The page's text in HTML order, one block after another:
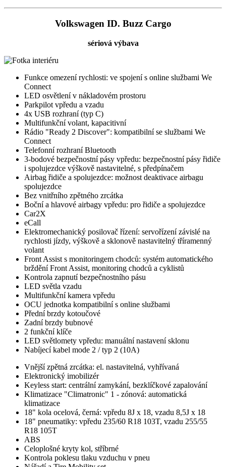
Volkswagen ID. Buzz Cargo
sériová výbava
Funkce omezení rychlosti: ve spojení s online službami We
Connect
LED osvětlení v nákladovém prostoru
Parkpilot vpředu a vzadu
4x USB rozhraní (typ C)
Multifunkční volant, kapacitivní
Rádio "Ready 2 Discover": kompatibilní se službami We
Connect
Telefonní rozhraní Bluetooth
3-bodové bezpečnostní pásy vpředu: bezpečnostní pásy řidiče
i spolujezdce výškově nastavitelné, s předpínačem
Airbag řidiče a spolujezdce: možnost deaktivace airbagu
spolujezdce
Bez vnitřního zpětného zrcátka
Boční a hlavové airbagy vpředu: pro řidiče a spolujezdce
Car2X
eCall
Elektromechanický posilovač řízení: servořízení závislé na
rychlosti jízdy, výškově a sklonově nastavitelný tříramenný
volant
Front Assist s monitoringem chodců: systém automatického
brždění Front Assist, monitoring chodců a cyklistů
Kontrola zapnutí bezpečnostního pásu
LED světla vzadu
Multifunkční kamera vpředu
OCU jednotka kompatibilní s online službami
Přední brzdy kotoučové
Zadní brzdy bubnové
2 funkční klíče
LED světlomety vpředu: manuální nastavení sklonu
Nabíjecí kabel mode 2 / typ 2 (10A)
Vnější zpětná zrcátka: el. nastavitelná, vyhřívaná
Elektronický imobilizér
Keyless start: centrální zamykání, bezklíčkové zapalování
Klimatizace "Climatronic" 1 - zónová: automatická
klimatizace
18" kola ocelová, černá: vpředu 8J x 18, vzadu 8,5J x 18
18" pneumatiky: vpředu 235/60 R18 103T, vzadu 255/55
R18 105T
ABS
Celoplošné kryty kol, stříbrné
Kontrola poklesu tlaku vzduchu v pneu